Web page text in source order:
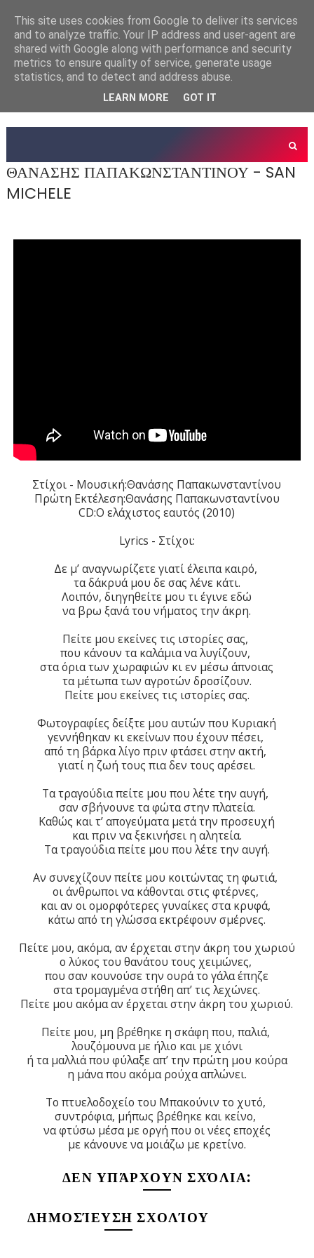
ΘΑΝΑΣΗΣ ΠΑΠΑΚΩΝΣΤΑΝΤΙΝΟΥ - SAN
MICHELE
Στίχοι - Μουσική:Θανάσης Παπακωνσταντίνου
Πρώτη Εκτέλεση:Θανάσης Παπακωνσταντίνου
CD:Ο ελάχιστος εαυτός (2010)
Lyrics - Στίχοι:
Δε μ’ αναγνωρίζετε γιατί έλειπα καιρό,
τα δάκρυά μου δε σας λένε κάτι.
Λοιπόν, διηγηθείτε μου τι έγινε εδώ
να βρω ξανά του νήματος την άκρη.
Πείτε μου εκείνες τις ιστορίες σας,
που κάνουν τα καλάμια να λυγίζουν,
στα όρια των χωραφιών κι εν μέσω άπνοιας
τα μέτωπα των αγροτών δροσίζουν.
Πείτε μου εκείνες τις ιστορίες σας.
Φωτογραφίες δείξτε μου αυτών που Κυριακή
γεννήθηκαν κι εκείνων που έχουν πέσει,
από τη βάρκα λίγο πριν φτάσει στην ακτή,
γιατί η ζωή τους πια δεν τους αρέσει.
Τα τραγούδια πείτε μου που λέτε την αυγή,
σαν σβήνουνε τα φώτα στην πλατεία.
Καθώς και τ’ απογεύματα μετά την προσευχή
και πριν να ξεκινήσει η αλητεία.
Τα τραγούδια πείτε μου που λέτε την αυγή.
Αν συνεχίζουν πείτε μου κοιτώντας τη φωτιά,
οι άνθρωποι να κάθονται στις φτέρνες,
και αν οι ομορφότερες γυναίκες στα κρυφά,
κάτω από τη γλώσσα εκτρέφουν σμέρνες.
Πείτε μου, ακόμα, αν έρχεται στην άκρη του χωριού
ο λύκος του θανάτου τους χειμώνες,
που σαν κουνούσε την ουρά το γάλα έπηζε
στα τρομαγμένα στήθη απ’ τις λεχώνες.
Πείτε μου ακόμα αν έρχεται στην άκρη του χωριού.
Πείτε μου, μη βρέθηκε η σκάφη που, παλιά,
λουζόμουνα με ήλιο και με χιόνι
ή τα μαλλιά που φύλαξε απ’ την πρώτη μου κούρα
η μάνα που ακόμα ρούχα απλώνει.
Το πτυελοδοχείο του Μπακούνιν το χυτό,
συντρόφια, μήπως βρέθηκε και κείνο,
να φτύσω μέσα με οργή που οι νέες εποχές
με κάνουνε να μοιάζω με κρετίνο.
ΔΕΝ ΥΠΆΡΧΟΥΝ ΣΧΌΛΙΑ:
ΔΗΜΟΣΊΕΥΣΗ ΣΧΟΛΊΟΥ
This site uses cookies from Google to deliver its services
and to analyze traffic. Your IP address and user-agent are
shared with Google along with performance and security
metrics to ensure quality of service, generate usage
statistics, and to detect and address abuse.
LEARN MORE GOT IT